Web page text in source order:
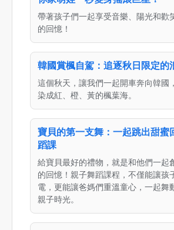
帶著孩子們一起享受音樂、陽光和歡
的回憶！
韓國賞楓自駕：追逐秋日限定的
這個秋天，讓我們一起開車奔向韓國
染成紅、橙、黃的楓葉海。
寶貝的第一支舞：一起跳出甜蜜
蹈課
給寶貝最好的禮物，就是和他們一起
的回憶！親子舞蹈課程，不僅能讓孩
電，更能讓爸媽們重溫童心，一起舞
親子時光。